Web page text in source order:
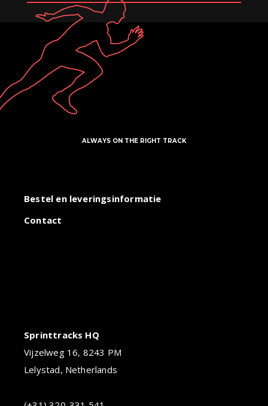
ALWAYS ON THE RIGHT TRACK
Sprinttracks HQ
Vijzelweg 16, 8243 PM
Lelystad, Netherlands
Bestel en leveringsinformatie
Contact